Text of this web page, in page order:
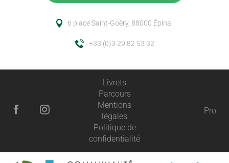
6 place Saint-Goëry, 88000 Épinal
+33 (0)3 29 82 53 32
Livrets
Parcours
Mentions
légales
Politique de
confidentialité
Pro